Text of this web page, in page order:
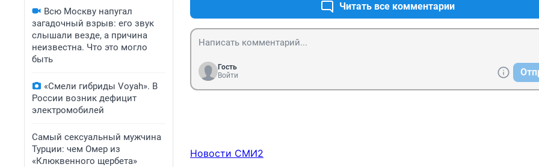
Всю Москву напугал
загадочный взрыв: его звук
слышали везде, а причина
неизвестна. Что это могло
быть
«Смели гибриды Voyah». В
России возник дефицит
электромобилей
Самый сексуальный мужчина
Турции: чем Омер из
«Клюквенного щербета»
Читать все комментарии
Гость
Войти
Новости СМИ2